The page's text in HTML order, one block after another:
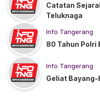
Catatan
Teluknaga
Info Tangerang
80 Tahun Polri
Info Tangerang
Geliat